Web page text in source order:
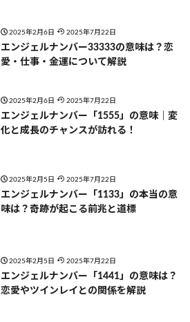
2025年2月6日 2025年7月22日
エンジェルナンバー33333の意味は？恋
愛・仕事・金運について解説
2025年2月6日 2025年7月22日
エンジェルナンバー「1555」の意味｜変
化と成長のチャンスが訪れる！
2025年2月5日 2025年7月22日
エンジェルナンバー「1133」の本当の意
味は？奇跡が起こる前兆と道標
2025年2月5日 2025年7月22日
エンジェルナンバー「1441」の意味は？
恋愛やツインレイとの関係を解説